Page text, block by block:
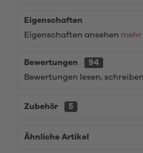
Eigenschaften
Eigenschaften ansehen mehr
Bewertungen
94
Bewertungen lesen,
Zubehör 5
Ähnliche Artikel